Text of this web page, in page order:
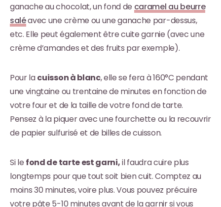
ganache au chocolat, un fond de caramel au beurre
saléavec une crème ou une ganache par-dessus,
etc. Elle peut également être cuite garnie (avec une
crème d’amandes et des fruits par exemple).
Pour lacuisson à blanc, elle se fera à 160°C pendant
une vingtaine ou trentaine de minutes en fonction de
votre four et de la taille de votre fond de tarte.
Pensez à la piquer avec une fourchette ou la recouvrir
de papier sulfurisé et de billes de cuisson.
Si le fond de tarte est garni,il faudra cuire plus
longtemps pour que tout soit bien cuit. Comptez au
moins 30 minutes, voire plus. Vous pouvez précuire
votre pâte 5-10 minutes avant de la garnir si vous